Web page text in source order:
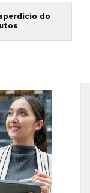
do